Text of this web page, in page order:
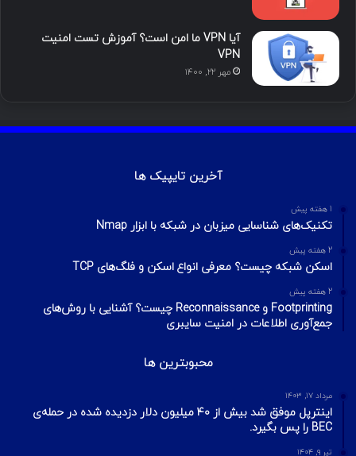
آیا VPN ما امن است؟ آموزش تست امنیت
VPN
مهر ۲۲, ۱۴۰۰
آخرین تایپیک ها
1 هفته پیش
تکنیک‌های شناسایی میزبان در شبکه با ابزار Nmap
2 هفته پیش
اسکن شبکه چیست؟ معرفی انواع اسکن و فلگ‌های TCP
2 هفته پیش
Footprinting و Reconnaissance چیست؟ آشنایی با روش‌های
جمع‌آوری اطلاعات در امنیت سایبری
محبوبترین ها
مرداد ۱۷, ۱۴۰۳
اینترپل موفق شد بیش از ۴۰ میلیون دلار دزدیده شده در حمله‌ی
BEC را پس بگیرد.
تیر ۹, ۱۴۰۴